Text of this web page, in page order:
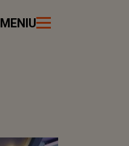
MENIU